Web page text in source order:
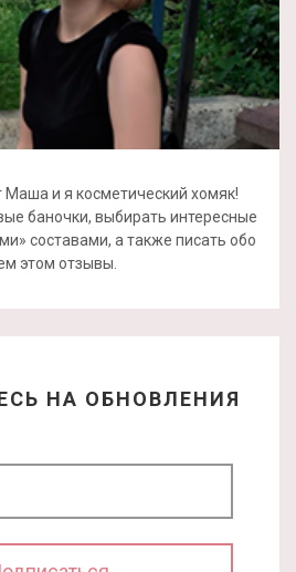
Маша и я косметический хомяк!
баночки, выбирать интересные
составами, а также писать обо
этом отзывы.
НА ОБНОВЛЕНИЯ